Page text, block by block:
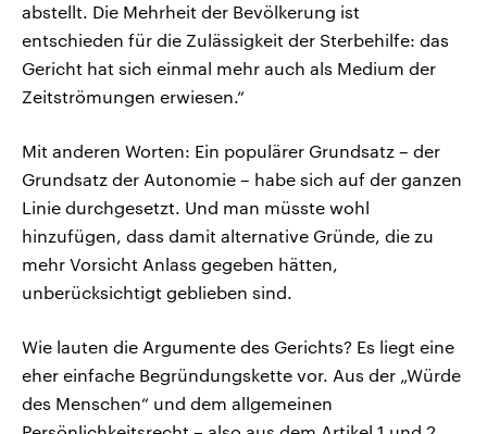
abstellt. Die Mehrheit der Bevölkerung ist
entschieden für die Zulässigkeit der Sterbehilfe: das
Gericht hat sich einmal mehr auch als Medium der
Zeitströmungen erwiesen.“
Mit anderen Worten: Ein populärer Grundsatz – der
Grundsatz der Autonomie – habe sich auf der ganzen
Linie durchgesetzt. Und man müsste wohl
hinzufügen, dass damit alternative Gründe, die zu
mehr Vorsicht Anlass gegeben hätten,
unberücksichtigt geblieben sind.
Wie lauten die Argumente des Gerichts? Es liegt eine
eher einfache Begründungskette vor. Aus der „Würde
des Menschen“ und dem allgemeinen